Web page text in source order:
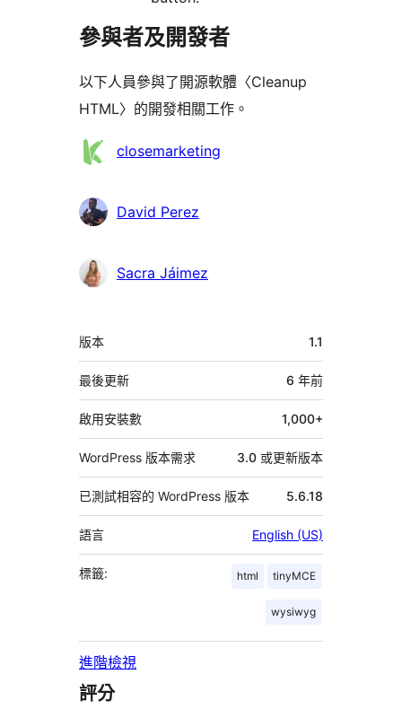
參與者及開發者
以下人員參與了開源軟體〈Cleanup
HTML〉的開發相關工作。
參
者
closemarketing
David Perez
Sacra Jáimez
中
繼
資
料
版本 1.1
最後更新 6 年前
啟用安裝數 1,000+
WordPress 版本需求 3.0 或更新版本
已測試相容的 WordPress 版本 5.6.18
語言 English (US)
標籤: html tinyMCE
wysiwyg
進階檢視
評分